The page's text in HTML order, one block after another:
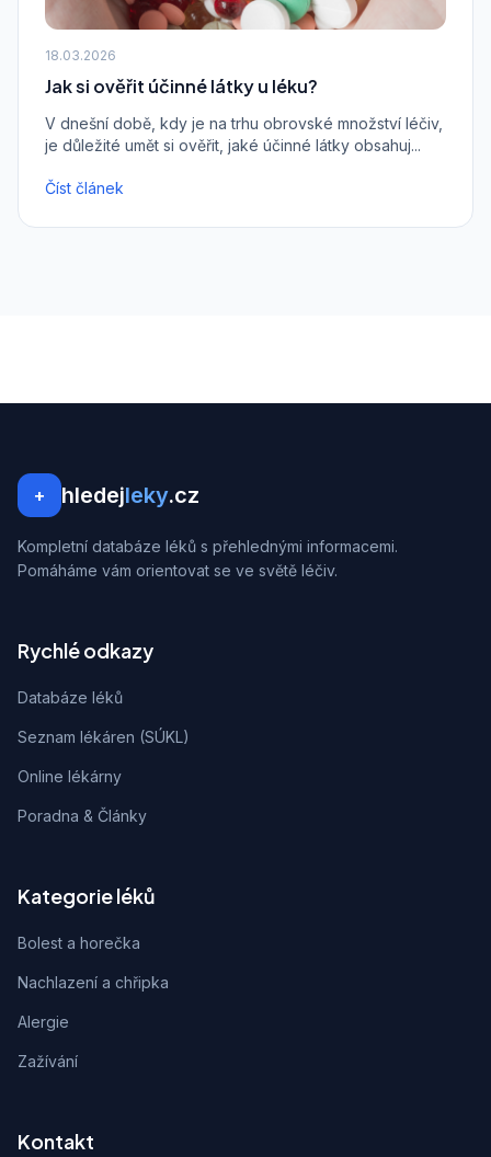
18.03.2026
Jak si ověřit účinné látky u léku?
V dnešní době, kdy je na trhu obrovské množství léčiv,
je důležité umět si ověřit, jaké účinné látky obsahuj...
Číst článek
+ hledejleky.cz
Kompletní databáze léků s přehlednými informacemi.
Pomáháme vám orientovat se ve světě léčiv.
Rychlé odkazy
Databáze léků
Seznam lékáren (SÚKL)
Online lékárny
Poradna & Články
Kategorie léků
Bolest a horečka
Nachlazení a chřipka
Alergie
Zažívání
Kontakt